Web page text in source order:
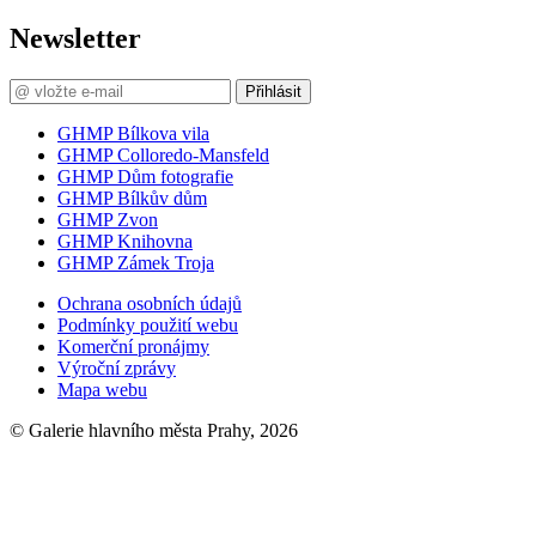
Newsletter
Přihlásit
GHMP Bílkova vila
GHMP Colloredo-Mansfeld
GHMP Dům fotografie
GHMP Bílkův dům
GHMP Zvon
GHMP Knihovna
GHMP Zámek Troja
Ochrana osobních údajů
Podmínky použití webu
Komerční pronájmy
Výroční zprávy
Mapa webu
© Galerie hlavního města Prahy, 2026